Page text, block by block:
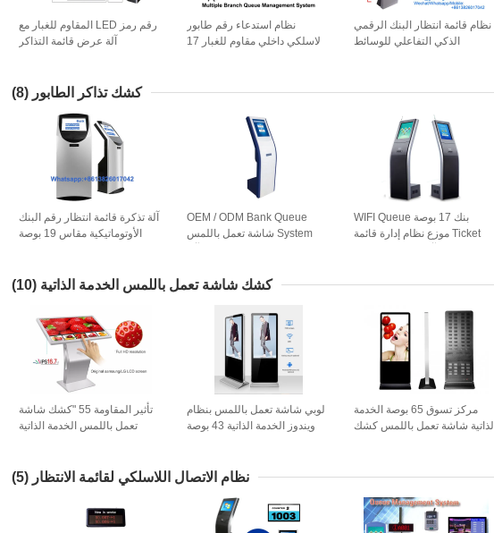
رقم رمز LED المقاوم للغبار مع
آلة عرض قائمة التذاكر
نظام استدعاء رقم طابور
لاسلكي داخلي مقاوم للغبار 17
نظام قائمة انتظار البنك الرقمي
الذكي التفاعلي للوسائط
كشك تذاكر الطابور (8)
آلة تذكرة قائمة انتظار رقم البنك
الأوتوماتيكية مقاس 19 بوصة
OEM / ODM Bank Queue
System شاشة تعمل باللمس
بنك 17 بوصة WIFI Queue
Ticket موزع نظام إدارة قائمة
كشك شاشة تعمل باللمس الخدمة الذاتية (10)
تأثير المقاومة 55 "كشك شاشة
تعمل باللمس الخدمة الذاتية
لوبي شاشة تعمل باللمس بنظام
ويندوز الخدمة الذاتية 43 بوصة
مركز تسوق 65 بوصة الخدمة
الذاتية شاشة تعمل باللمس كشك
نظام الاتصال اللاسلكي لقائمة الانتظار (5)